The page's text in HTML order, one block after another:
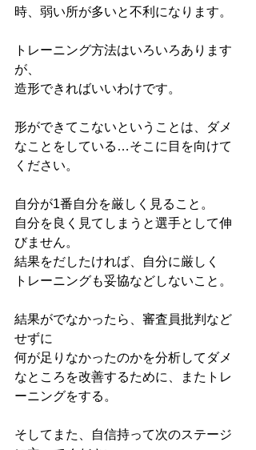
時、弱い所が多いと不利になります。
トレーニング方法はいろいろあります
が、
造形できればいいわけです。
形ができてこないということは、ダメ
なことをしている…そこに目を向けて
ください。
自分が1番自分を厳しく見ること。
自分を良く見てしまうと選手として伸
びません。
結果をだしたければ、自分に厳しく
トレーニングも妥協などしないこと。
結果がでなかったら、審査員批判など
せずに
何が足りなかったのかを分析してダメ
なところを改善するために、またトレ
ーニングをする。
そしてまた、自信持って次のステージ